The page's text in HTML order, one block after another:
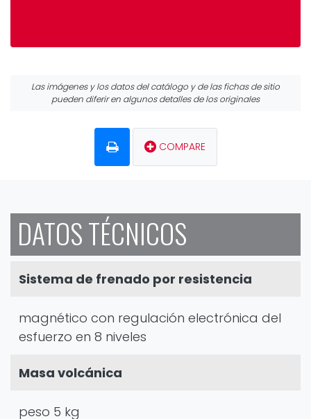
Las imágenes y los datos del catálogo y de las fichas de sitio
pueden diferir en algunos detalles de los originales
COMPARE
DATOS TÉCNICOS
Sistema de frenado por resistencia
magnético con regulación electrónica del
esfuerzo en 8 niveles
Masa volcánica
peso 5 kg